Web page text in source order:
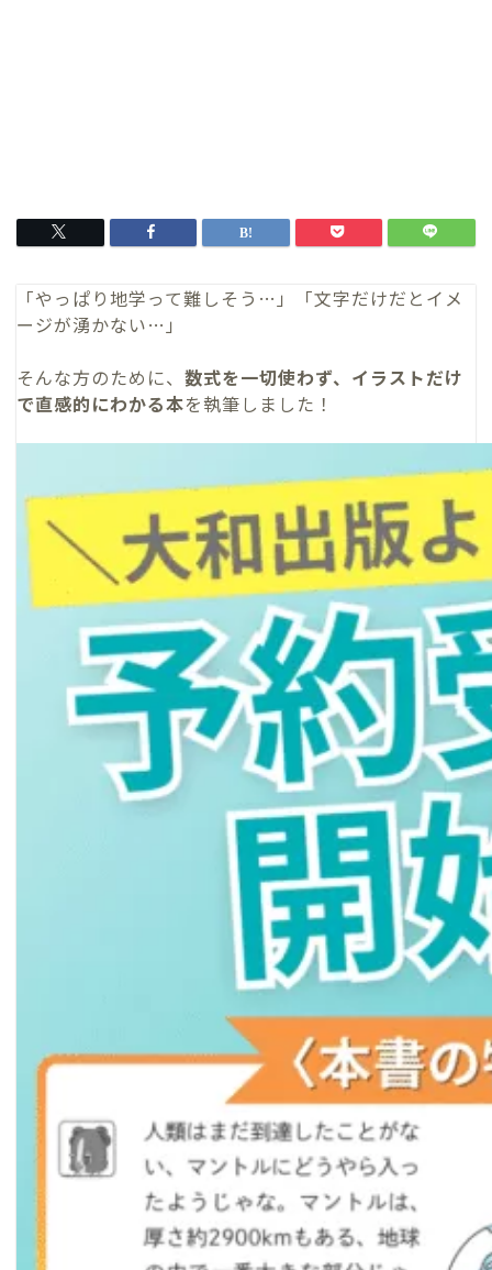
「やっぱり地学って難しそう…」「文字だけだとイメ
ージが湧かない…」
そんな方のために、 数式を一切使わず、イラストだけ
で直感的にわかる本を執筆しました！